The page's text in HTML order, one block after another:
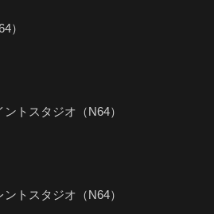
）
トスタジオ（N64）
トスタジオ（N64）